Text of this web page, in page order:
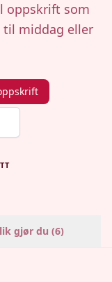
oppskrift som
til middag eller
gjør du (6)